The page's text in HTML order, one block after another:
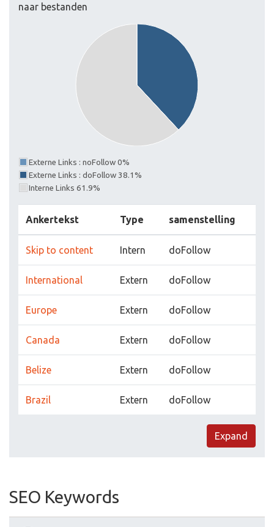
naar bestanden
Externe Links : noFollow 0%
Externe Links : doFollow 38.1%
Interne Links 61.9%
Ankertekst Type samenstelling
Skip to content Intern doFollow
International Extern doFollow
Europe Extern doFollow
Canada Extern doFollow
Belize Extern doFollow
Brazil Extern doFollow
Expand
SEO Keywords